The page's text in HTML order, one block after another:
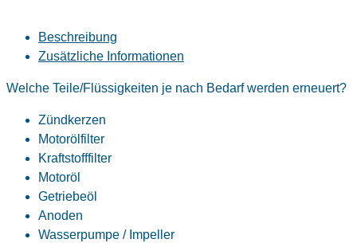
Beschreibung
Zusätzliche Informationen
Welche Teile/Flüssigkeiten je nach Bedarf werden erneuert?
Zündkerzen
Motorölfilter
Kraftstofffilter
Motoröl
Getriebeöl
Anoden
Wasserpumpe / Impeller